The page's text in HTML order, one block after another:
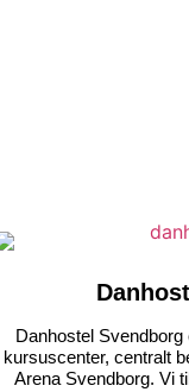
Danhostel
kursuscenter, centralt
Arena Svendborg. Vi